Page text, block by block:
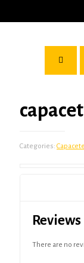
Categories: Capacete
Reviews
There are no